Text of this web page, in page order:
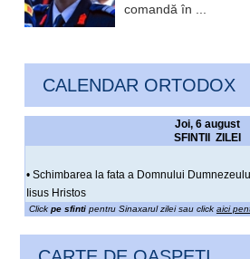
comandă în ...
CALENDAR ORTODOX
Joi, 6 august
SFINTII ZILEI
• Schimbarea la fata a Domnului
Iisus Hristos
Click pe sfintipentru Sinaxarul zilei sau click aici